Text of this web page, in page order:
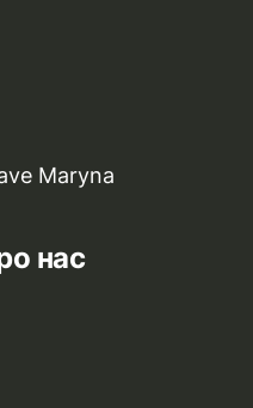
Maryna
нас